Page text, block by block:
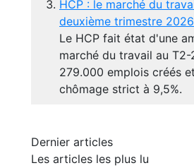
HCP : le marché du
deuxième trimestre 2026
Le HCP fait état d'une
marché du travail au T2-
279.000 emplois créés
chômage strict à 9,5%.
Dernier articles
Les articles les plus lu